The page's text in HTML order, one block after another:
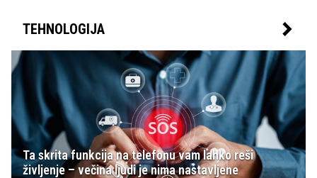
TEHNOLOGIJA
Ta skrita funkcija na telefonu vam lahko reši
življenje – večina ljudi je nima nastavljene